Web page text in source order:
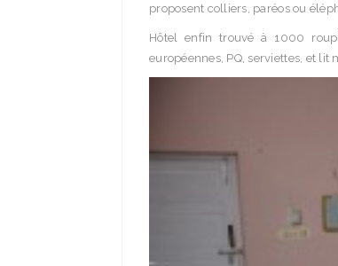
proposent colliers, paréos ou
Hôtel enfin trouvé à 1000
européennes, PQ, serviettes, et